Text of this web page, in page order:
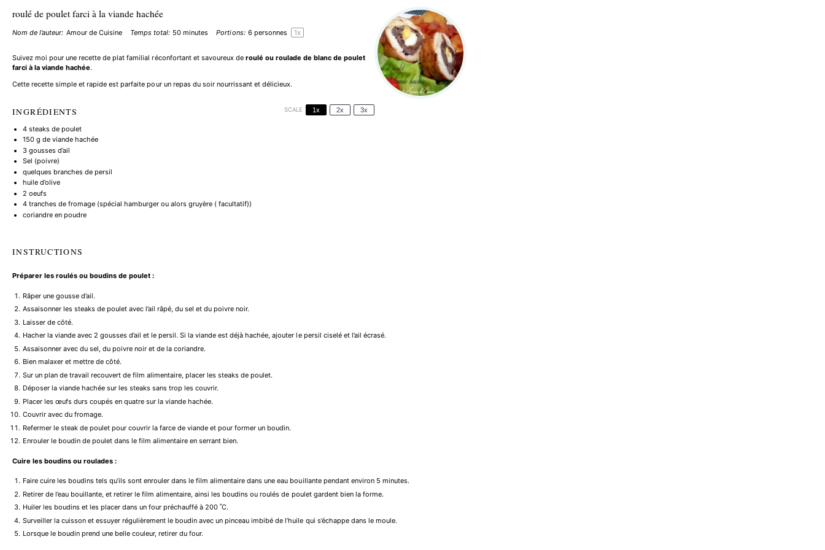
roulé de poulet farci à la viande hachée
Nom de l’auteur: Amour de Cuisine Temps total: 50 minutes Portions: 6personnes 1x
Suivez moi pour une recette deplat familial réconfortantet savoureux de roulé ou roulade de blanc de poulet
farci à la viande hachée.
Cette recette simple et rapide est parfaite pour un repas du soir nourrissantet délicieux.
INGRÉDIENTS SCALE 1x 2x 3x
4steaks de poulet
150 g de viande hachée
3gousses d’ail
Sel (poivre)
quelques branches de persil
huile d’olive
2 oeufs
4tranches de fromage (spécial hamburger ou alors gruyère ( facultatif))
coriandre en poudre
INSTRUCTIONS
Préparer les roulés ou boudins de poulet :
Râper une gousse d’ail.
Assaisonner les steaks de poulet avec l’ail râpé, du sel et du poivre noir.
Laisser de côté.
Hacher la viande avec 2 gousses d’ail et le persil. Si la viande est déjà hachée, ajouter le persil ciselé et l’ail écrasé.
Assaisonner avec du sel, du poivre noir et de la coriandre.
Bien malaxer et mettre de côté.
Sur un plan de travail recouvert de film alimentaire, placer les steaks de poulet.
Déposer la viande hachée sur les steaks sans trop les couvrir.
Placer les œufs durs coupés en quatre sur la viande hachée.
Couvrir avec du fromage.
Refermer le steak de poulet pour couvrir la farce de viande et pour former un boudin.
Enrouler le boudin de poulet dans le film alimentaire en serrant bien.
Cuire les boudins ou roulades :
Faire cuire les boudins tels qu’ils sont enrouler dans le film alimentaire dans une eau bouillante pendant environ 5 minutes.
Retirer de l’eau bouillante, et retirer le film alimentaire, ainsi les boudins ou roulés de poulet gardent bien la forme.
Huiler les boudins et les placer dans un four préchauffé à 200 ˚C.
Surveiller la cuisson et essuyer régulièrement le boudin avec un pinceau imbibé de l’huile qui s’échappe dans le moule.
Lorsque le boudin prend une belle couleur, retirer du four.